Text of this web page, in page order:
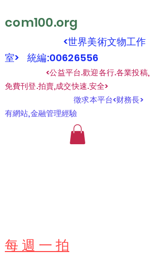
com100.org
<世界美術文物工作
室> 統編:00626556
<公益平台.歡迎各行.各業投稿,
免費刊登.拍賣,成交快速.安全>
​徵求本平台<财務長>
有網站,金融管理經驗
​每 週 一 拍